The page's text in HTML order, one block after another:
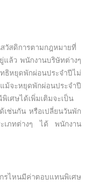
วัสดิการตามกฎหมายที่
แล้ว พนักงานบริษัทต่างๆ
หยุดพักผ่อนประจำปีไม่
ม้จะหยุดพักผ่อนประจำปี
เศษได้เพิ่มเติมจะเป็น
เช่นกัน หรือเปลี่ยนวันพัก
เภทต่างๆ ได้ พนักงาน
รไหนมีค่าตอบแทนพิเศษ